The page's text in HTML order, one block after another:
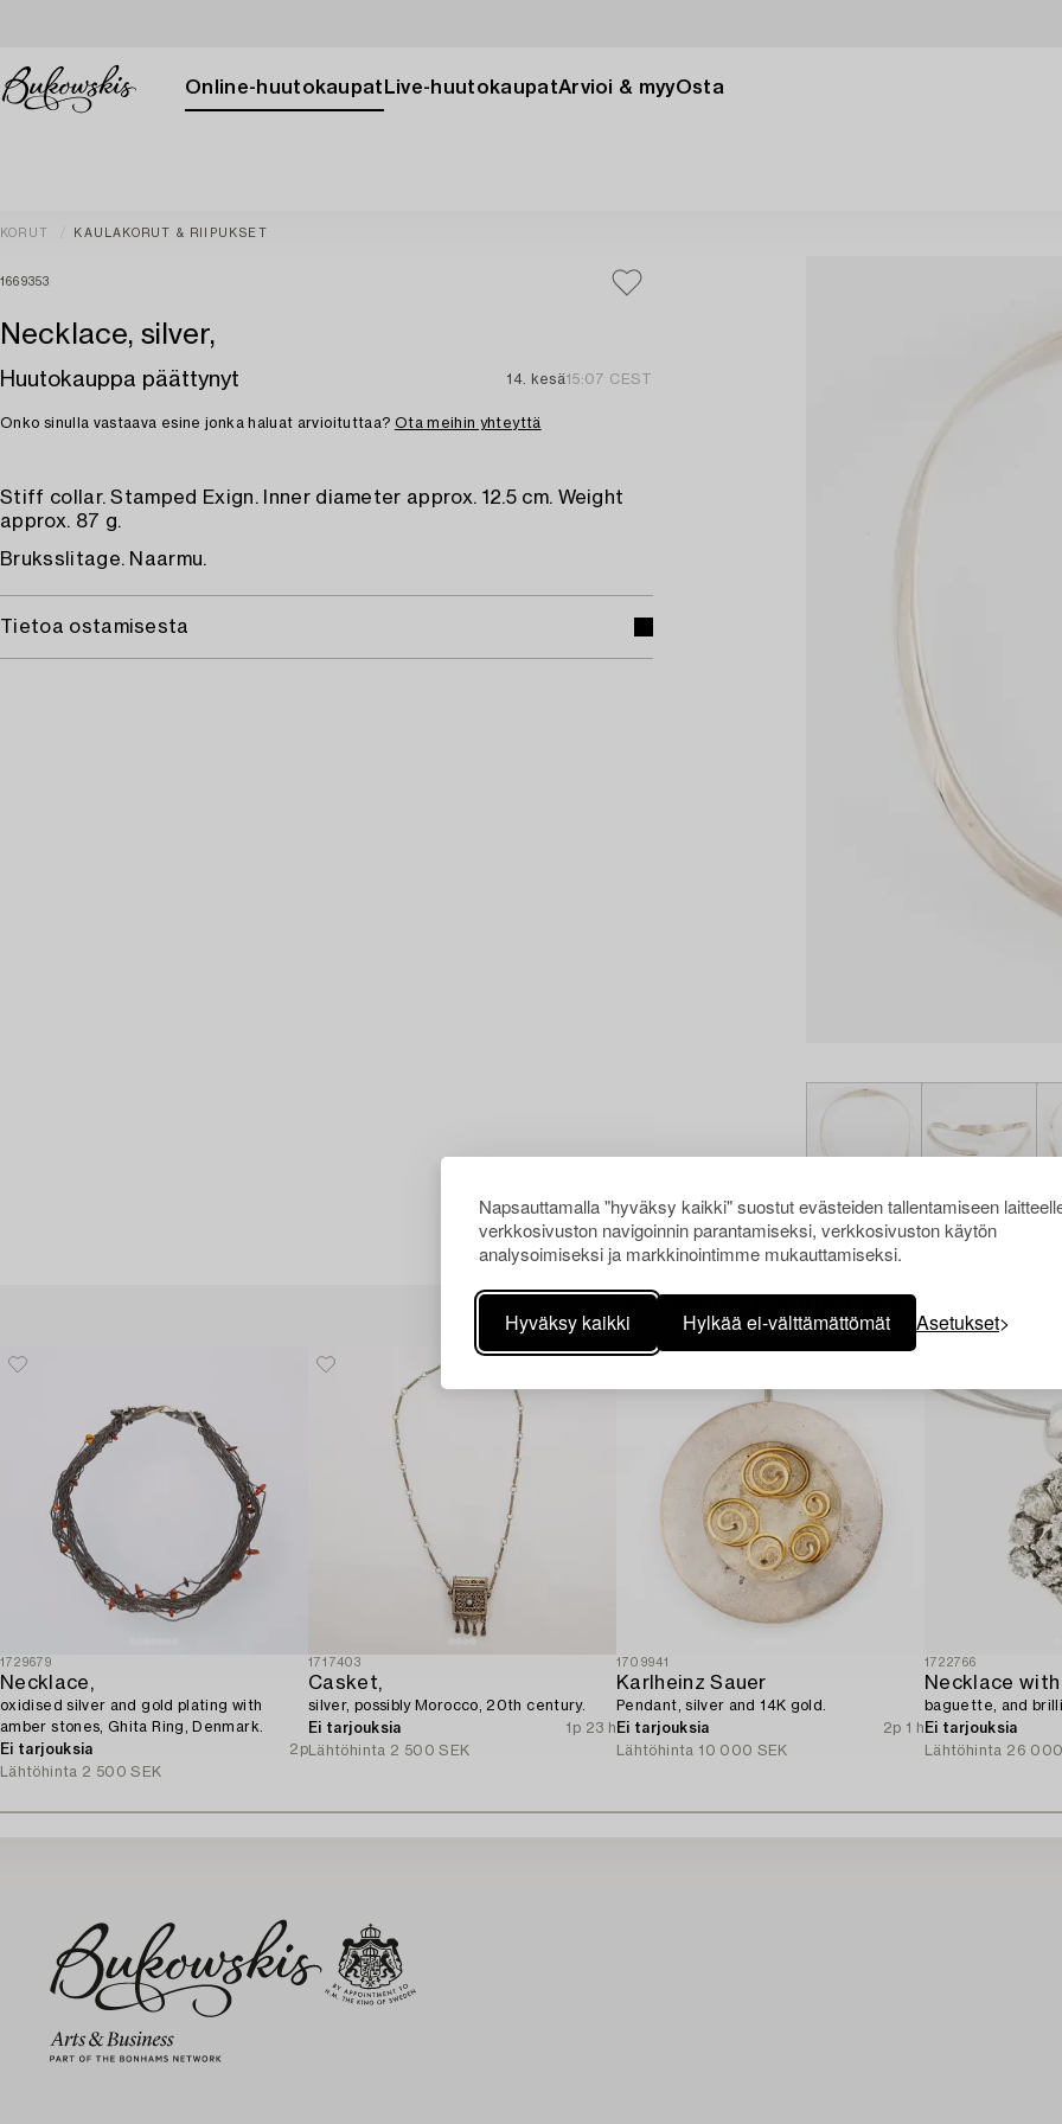
Napsauttamalla "hyväksy kaikki" suostut evästeiden tallentamiseen
verkkosivuston navigoinnin parantamiseksi, verkkosivuston käytön
analysoimiseksi ja markkinointimme mukauttamiseksi.
Hyväksy kaikki Hylkää ei-välttämättömät Asetukset
Online-huutokaupat Live-huutokaupatArvioi & myyOsta
KORUT KAULAKORUT & RIIPUKSET
1669353
Necklace, silver,
Huutokauppa päättynyt 14. kesä15:07 CEST
Onko sinulla vastaava esine jonka haluat arvioituttaa? Ota meihin yhteyttä
Stiff collar. Stamped Exign. Inner diameter approx. 12.5 cm. Weight
approx. 87 g.
Bruksslitage. Naarmu.
Tietoa ostamisesta
Muiden katsomia kohteita
1729679
Necklace,
oxidised silver and gold plating with
amber stones, Ghita Ring, Denmark.
Ei tarjouksia
2p
Lähtöhinta 2 500 SEK
1717403
Casket,
silver, possibly Morocco, 20th century.
Ei tarjouksia
1p 23 h
Lähtöhinta 2 500 SEK
1709941
Karlheinz Sauer
Pendant, silver and 14K gold.
Ei tarjouksia
2p 1 h
Lähtöhinta 10 000 SEK
1722766
Necklace
baguette, and
Ei tarjouksia
Lähtöhinta 26